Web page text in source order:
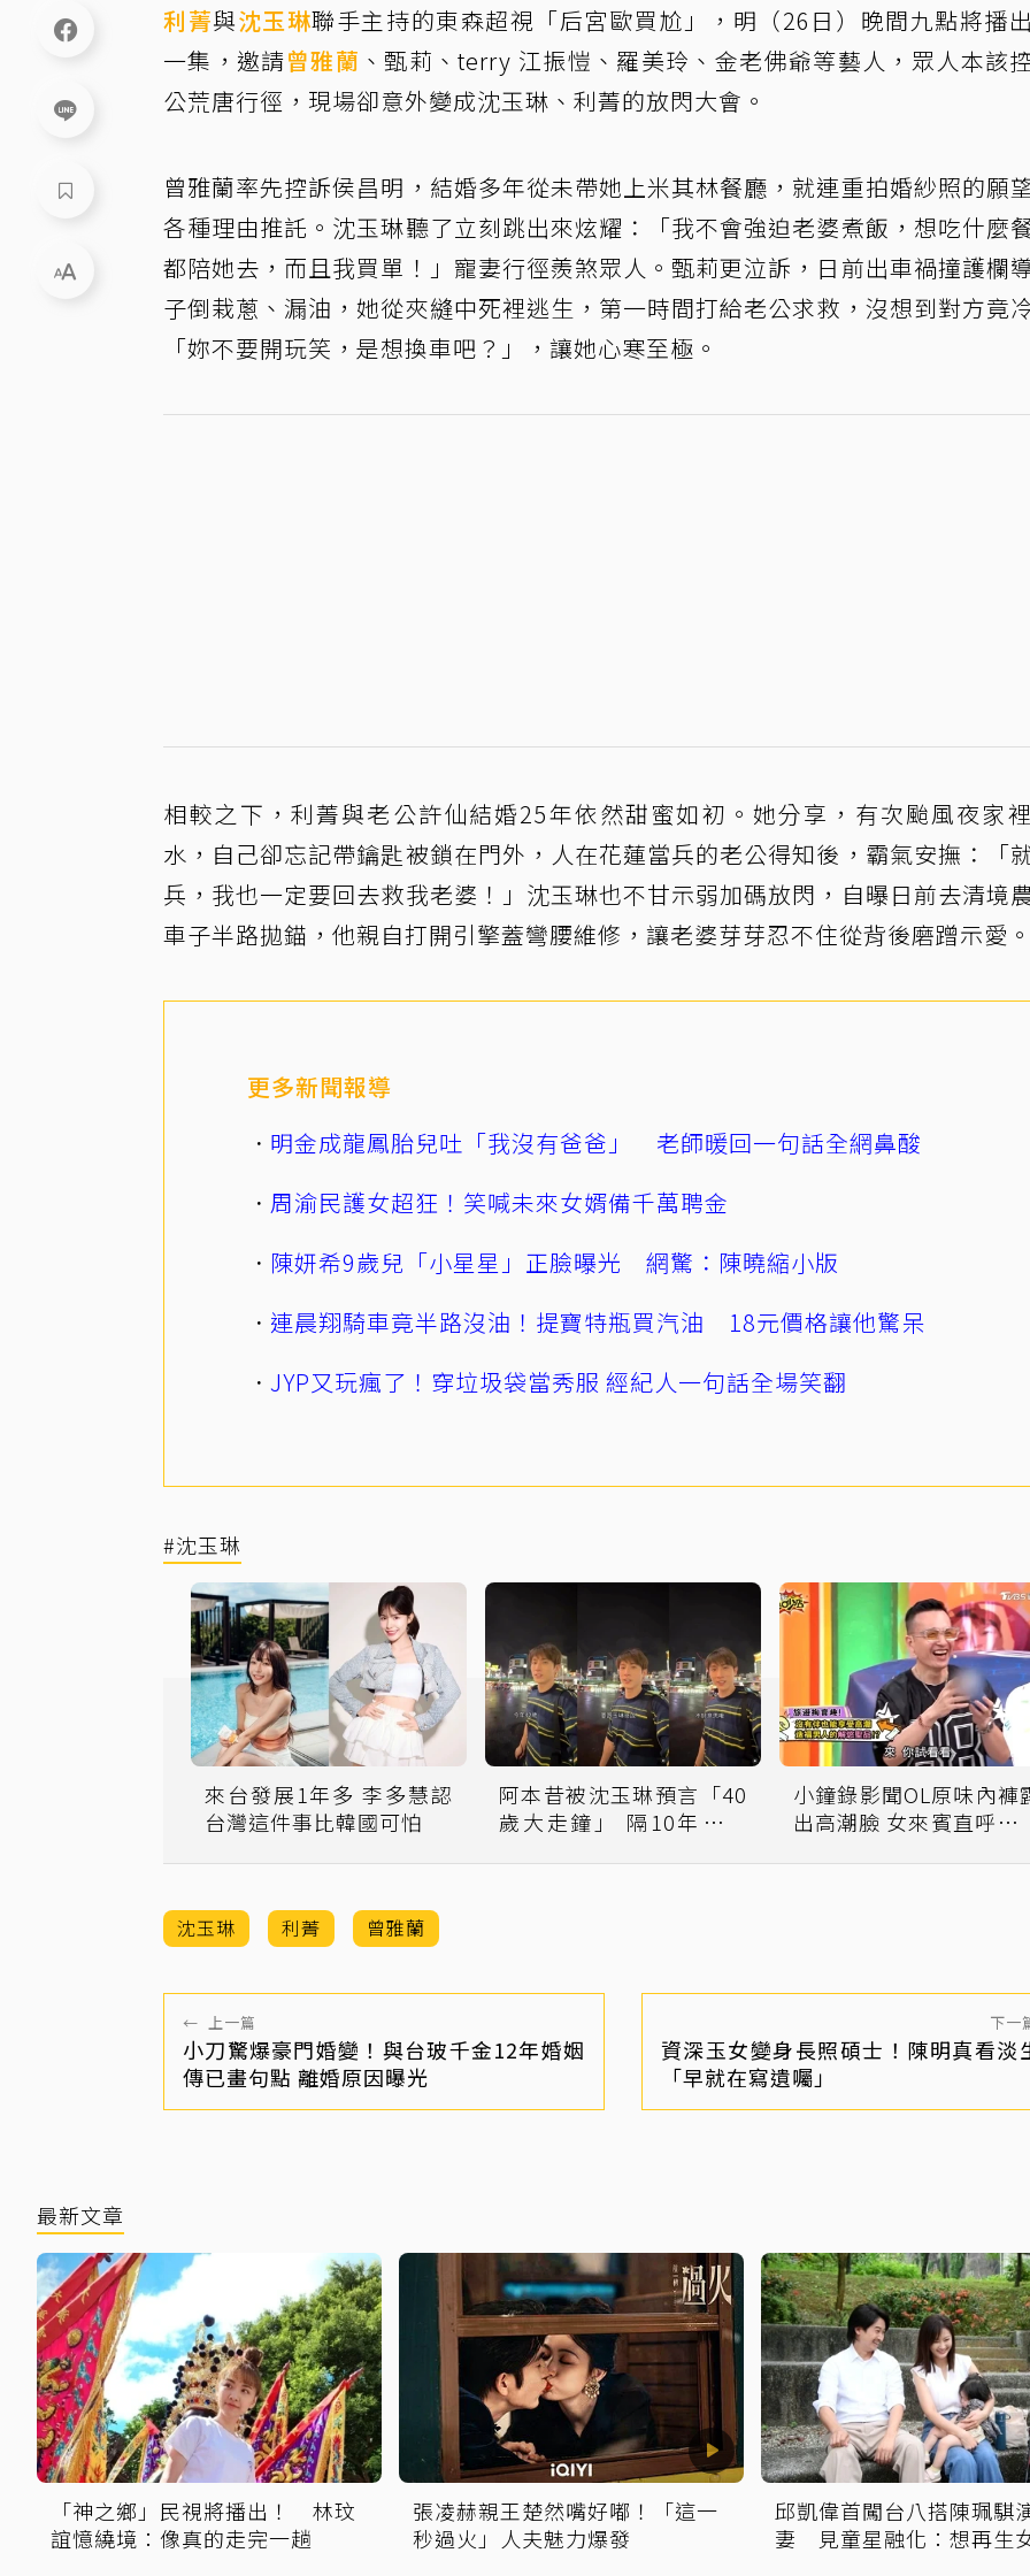
利菁與沈玉琳聯手主持的東森超視「后宮歐買尬」，明（26日）晚間九點將播
一集，邀請曾雅蘭 、甄莉、terry 江振愷、羅美玲、金老佛爺等藝人，眾人本該
公荒唐行徑，現場卻意外變成沈玉琳、利菁的放閃大會。
曾雅蘭率先控訴侯昌明，結婚多年從未帶她上米其林餐廳，就連重拍婚紗照的願
各種理由推託。沈玉琳聽了立刻跳出來炫耀：「我不會強迫老婆煮飯，想吃什麼
都陪她去，而且我買單！」寵妻行徑羨煞眾人。甄莉更泣訴，日前出車禍撞護欄
子倒栽蔥、漏油，她從夾縫中死裡逃生，第一時間打給老公求救，沒想到對方竟
「妳不要開玩笑，是想換車吧？」，讓她心寒至極。
相較之下，利菁與老公許仙結婚25年依然甜蜜如初。她分享，有次颱風夜家
水，自己卻忘記帶鑰匙被鎖在門外，人在花蓮當兵的老公得知後，霸氣安撫：「
兵，我也一定要回去救我老婆！」沈玉琳也不甘示弱加碼放閃，自曝日前去清境
車子半路拋錨，他親自打開引擎蓋彎腰維修，讓老婆芽芽忍不住從背後磨蹭示愛。
更多新聞報導
明金成龍鳳胎兒吐「我沒有爸爸」 老師暖回一句話全網鼻酸
周渝民護女超狂！笑喊未來女婿備千萬聘金
陳妍希9歲兒「小星星」正臉曝光 網驚：陳曉縮小版
連晨翔騎車竟半路沒油！提寶特瓶買汽油 18元價格讓他驚呆
JYP又玩瘋了！穿垃圾袋當秀服 經紀人一句話全場笑翻
#沈玉琳
來台發展1年多 李多慧認
台灣這件事比韓國可怕
阿本昔被沈玉琳預言「40
歲大走鐘」 隔10年親回
小鐘錄影聞OL原味內褲
出高潮臉 女來賓直呼「好
沈玉琳 利菁 曾雅蘭
← 上一篇
小刀驚爆豪門婚變！與台玻千金12年婚姻
傳已畫句點 離婚原因曝光
下一
資深玉女變身長照碩士！陳明真看淡
「早就在寫遺囑」
最新文章
「神之鄉」民視將播出！ 林玟
誼憶繞境：像真的走完一趟
張凌赫親王楚然嘴好嘟！「這一
秒過火」人夫魅力爆發
邱凱偉首闖台八搭陳珮騏
妻 見童星融化：想再生